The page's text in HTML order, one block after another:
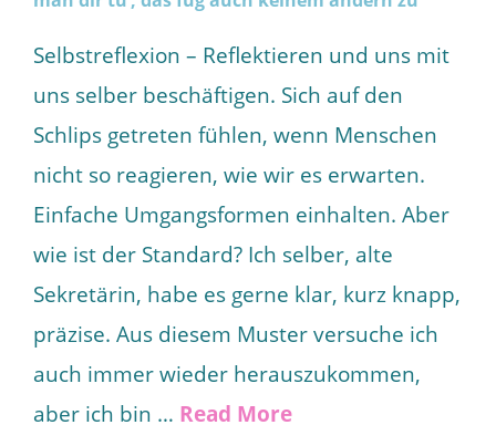
Selbstreflexion – Reflektieren und uns mit
uns selber beschäftigen. Sich auf den
Schlips getreten fühlen, wenn Menschen
nicht so reagieren, wie wir es erwarten.
Einfache Umgangsformen einhalten. Aber
wie ist der Standard? Ich selber, alte
Sekretärin, habe es gerne klar, kurz knapp,
präzise. Aus diesem Muster versuche ich
auch immer wieder herauszukommen,
aber ich bin … Read More